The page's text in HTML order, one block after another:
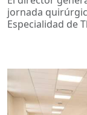
jornada
Especialidad de